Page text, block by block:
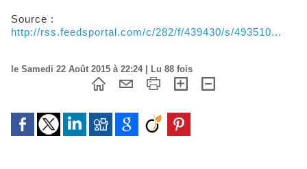
Source :
http://rss.feedsportal.com/c/282/f/439430/s/493510...
le Samedi 22 Août 2015 à 22:24 | Lu 88 fois